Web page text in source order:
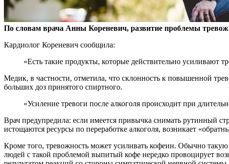
По словам врача Анны Кореневич, развитие проблемы
Кардиолог Кореневич сообщила:
«Есть такие продукты, которые действительно усиливают
Медик, в частности, отметила, что склонность к повышенной
больших доз принятого спиртного.
«Усиление тревоги после алкоголя происходит при
Врач предупредила: если имеется привычка снимать рутинный
истощаются ресурсы по переработке алкоголя, возникает
Кроме того, тревожность может усиливать кофеин. Обычно
людей с такой проблемой выпитый кофе нередко провоцирует